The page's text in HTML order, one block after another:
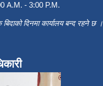
A.M. - 3:00 P.M.
बिदाको दिनमा कार्यालय बन्द रहने छ ।